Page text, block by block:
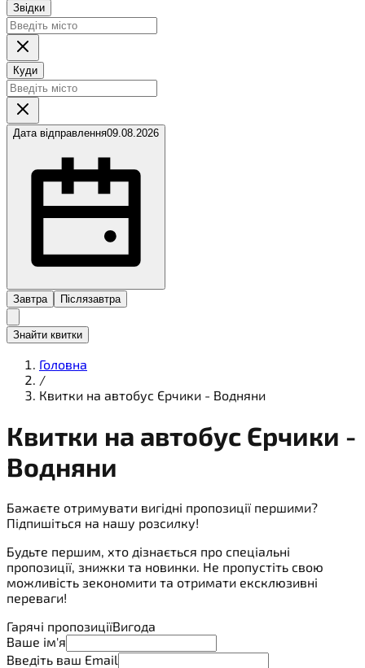
Звідки
Куди
Дата відправлення09.08.2026
Завтра Післязавтра
Знайти квитки
Головна
/
Квитки на автобус Єрчики - Водняни
Квитки на автобус Єрчики -
Водняни
Бажаєте отримувати вигідні пропозиції першими?
Підпишіться на нашу розсилку!
Будьте першим, хто дізнається про спеціальні
пропозиції, знижки та новинки. Не пропустіть свою
можливість зекономити та отримати ексклюзивні
переваги!
Гарячі пропозиціїВигода
Ваше ім'я
Введіть ваш Email